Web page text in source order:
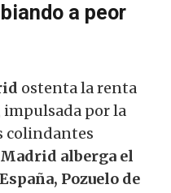
a peor
ostenta la renta
impulsada por la
colindantes
Madrid alberga el
Pozuelo de